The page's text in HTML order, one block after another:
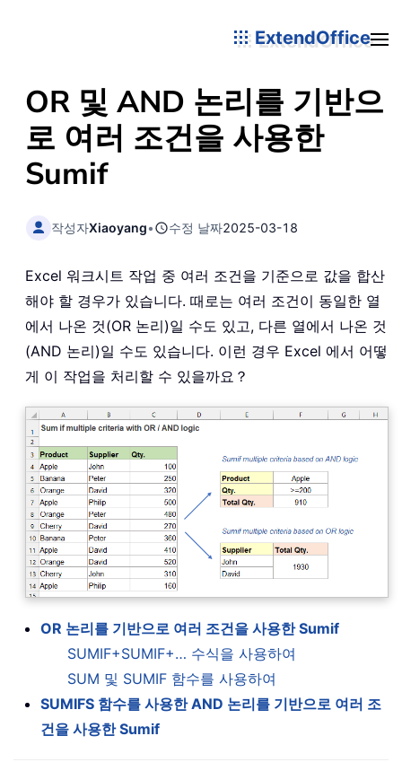
ExtendOffice
OR 및 AND 논리를 기반으
로 여러 조건을 사용한
Sumif
작성자Xiaoyang• 수정 날짜2025-03-18
Excel 워크시트 작업 중 여러 조건을 기준으로 값을 합산
해야 할 경우가 있습니다. 때로는 여러 조건이 동일한 열
에서 나온 것(OR 논리)일 수도 있고, 다른 열에서 나온 것
(AND 논리)일 수도 있습니다. 이런 경우 Excel 에서 어떻
게 이 작업을 처리할 수 있을까요？
OR 논리를 기반으로 여러 조건을 사용한 Sumif
SUMIF+SUMIF+… 수식을 사용하여
SUM 및 SUMIF 함수를 사용하여
SUMIFS 함수를 사용한 AND 논리를 기반으로 여러 조
건을 사용한 Sumif